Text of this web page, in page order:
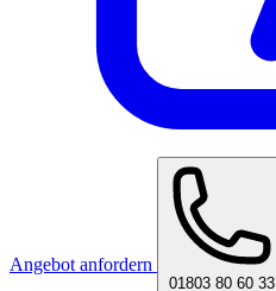
Angebot anfordern
01803 80 60 33